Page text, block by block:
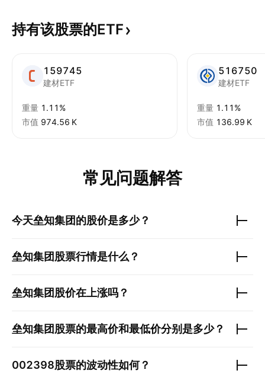
持有该股票的ETF
159745
建材ETF
重量 1.11%
市值 ‪974.56 K‬
516750
建材ETF
重量 1.11%
市值 ‪136.99 K‬
常见问题解答
今天垒知集团的股价是多少？
垒知集团 股票行情是什么？
垒知集团 股价在上涨吗？
垒知集团 股票的最高价和最低价分别是多少？
002398股票的波动性如何？